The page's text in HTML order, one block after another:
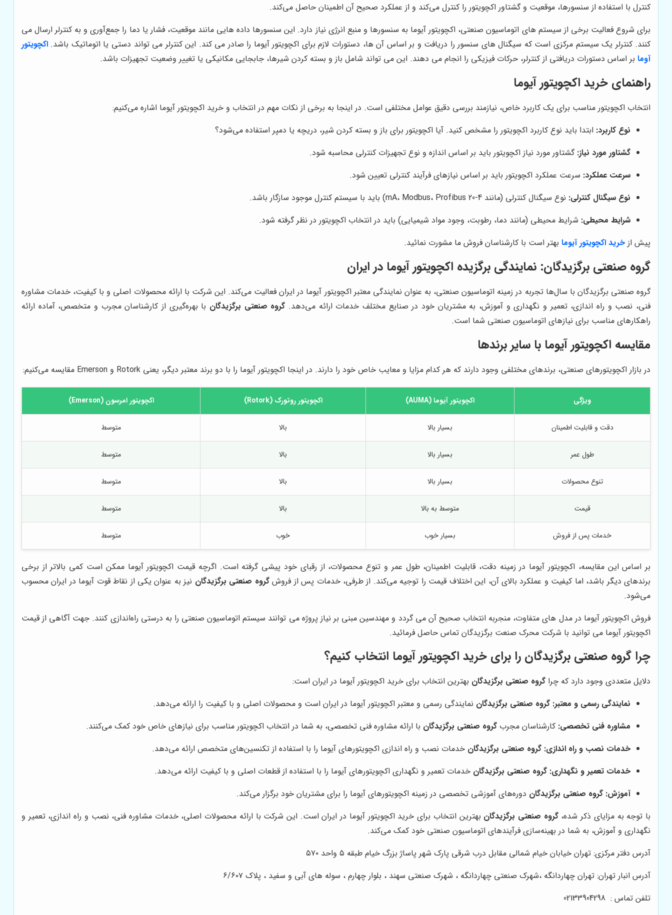
کنترل با استفاده از سنسورها، موقعیت و گشتاور اکچویتور را کنترل می‌کند و از عملکرد صحیح آن اطمینان حاصل می‌کند.
برای شروع فعالیت برخی از سیستم های اتوماسیون صنعتی، اکچویتور آیوما به سنسورها و منبع انرژی نیاز دارد. این سنسورها داده هایی مانند موقعیت، فشار یا دما را جمع‌آوری و به کنترلر ارسال می
کنند. کنترلر یک سیستم مرکزی است که سیگنال های سنسور را دریافت و بر اساس آن ها، دستورات لازم برای اکچویتور آیوما را صادر می کند. این کنترلر می تواند دستی یا اتوماتیک باشد. اکچویتور
آومابر اساس دستورات دریافتی از کنترلر، حرکات فیزیکی را انجام می دهند. این می تواند شامل باز و بسته کردن شیرها، جابجایی مکانیکی یا تغییر وضعیت تجهیزات باشد.
راهنمای خرید اکچویتور آیوما
انتخاب اکچویتور مناسب برای یک کاربرد خاص، نیازمند بررسی دقیق عوامل مختلفی است. در اینجا به برخی از نکات مهم در انتخاب و خرید اکچویتور آیوما اشاره می‌کنیم:
نوع کاربرد: ابتدا باید نوع کاربرد اکچویتور را مشخص کنید. آیا اکچویتور برای باز و بسته کردن شیر، دریچه یا دمپر استفاده می‌شود؟
گشتاور مورد نیاز: گشتاور مورد نیاز اکچویتور باید بر اساس اندازه و نوع تجهیزات کنترلی محاسبه شود.
سرعت عملکرد: سرعت عملکرد اکچویتور باید بر اساس نیازهای فرآیند کنترلی تعیین شود.
نوع سیگنال کنترلی: نوع سیگنال کنترلی (مانند 4-20 mA، Modbus، Profibus) باید با سیستم کنترل موجود سازگار باشد.
شرایط محیطی: شرایط محیطی (مانند دما، رطوبت، وجود مواد شیمیایی) باید در انتخاب اکچویتور در نظر گرفته شود.
پیش از خرید اکچویتور آیوما بهتر است با کارشناسان فروش ما مشورت نمائید.
گروه صنعتی برگزیدگان: نمایندگی برگزیده اکچویتور آیوما در ایران
گروه صنعتی برگزیدگان با سال‌ها تجربه در زمینه اتوماسیون صنعتی، به عنوان نمایندگی معتبر اکچویتور آیوما در ایران فعالیت می‌کند. این شرکت با ارائه محصولات اصلی و با کیفیت، خدمات مشاوره
فنی، نصب و راه اندازی، تعمیر و نگهداری و آموزش، به مشتریان خود در صنایع مختلف خدمات ارائه می‌دهد. گروه صنعتی برگزیدگان با بهره‌گیری از کارشناسان مجرب و متخصص، آماده ارائه
راهکارهای مناسب برای نیازهای اتوماسیون صنعتی شما است.
مقایسه اکچویتور آیوما با سایر برندها
در بازار اکچویتورهای صنعتی، برندهای مختلفی وجود دارند که هر کدام مزایا و معایب خاص خود را دارند. در اینجا اکچویتور آیوما را با دو برند معتبر دیگر، یعنی Rotork و Emerson مقایسه می‌کنیم:
ویژگی اکچویتور آیوما (AUMA) اکچویتور روتورک (Rotork) اکچویتور امرسون (Emerson)
دقت و قابلیت اطمینان بسیار بالا بالا متوسط
طول عمر بسیار بالا بالا متوسط
تنوع محصولات بسیار بالا بالا متوسط
قیمت متوسط به بالا بالا متوسط
خدمات پس از فروش بسیار خوب خوب متوسط
بر اساس این مقایسه، اکچویتور آیوما در زمینه دقت، قابلیت اطمینان، طول عمر و تنوع محصولات، از رقبای خود پیشی گرفته است. اگرچه قیمت اکچویتور آیوما ممکن است کمی بالاتر از برخی
برندهای دیگر باشد، اما کیفیت و عملکرد بالای آن، این اختلاف قیمت را توجیه می‌کند. از طرفی، خدمات پس از فروشگروه صنعتی برگزیدگان نیز به عنوان یکی از نقاط قوت آیوما در ایران محسوب
می‌شود.
فروش اکچویتور آیوما در مدل های متفاوت، منجربه انتخاب صحیح آن می گردد و مهندسین مبنی بر نیاز پروژه می توانند سیستم اتوماسیون صنعتی را به درستی راه‌اندازی کنند. جهت آگاهی از قیمت
اکچویتور آیوما می توانید با شرکت محرک صنعت برگزیدگان تماس حاصل فرمائید.
چرا گروه صنعتی برگزیدگان را برای خرید اکچویتور آیوما انتخاب کنیم؟
دلایل متعددی وجود دارد که چرا گروه صنعتی برگزیدگان بهترین انتخاب برای خرید اکچویتور آیوما در ایران است:
نمایندگی رسمی و معتبر: گروه صنعتی برگزیدگان نمایندگی رسمی و معتبر اکچویتور آیوما در ایران است و محصولات اصلی و با کیفیت را ارائه می‌دهد.
مشاوره فنی تخصصی: کارشناسان مجرب گروه صنعتی برگزیدگان با ارائه مشاوره فنی تخصصی، به شما در انتخاب اکچویتور مناسب برای نیازهای خاص خود کمک می‌کنند.
خدمات نصب و راه اندازی: گروه صنعتی برگزیدگان خدمات نصب و راه اندازی اکچویتورهای آیوما را با استفاده از تکنسین‌های متخصص ارائه می‌دهد.
خدمات تعمیر و نگهداری: گروه صنعتی برگزیدگان خدمات تعمیر و نگهداری اکچویتورهای آیوما را با استفاده از قطعات اصلی و با کیفیت ارائه می‌دهد.
آموزش: گروه صنعتی برگزیدگان دوره‌های آموزشی تخصصی در زمینه اکچویتورهای آیوما را برای مشتریان خود برگزار می‌کند.
با توجه به مزایای ذکر شده،گروه صنعتی برگزیدگان بهترین انتخاب برای خرید اکچویتور آیوما در ایران است. این شرکت با ارائه محصولات اصلی، خدمات مشاوره فنی، نصب و راه اندازی، تعمیر و
نگهداری و آموزش، به شما در بهینه‌سازی فرآیندهای اتوماسیون صنعتی خود کمک می‌کند.
آدرس دفتر مرکزی: تهران خیابان خیام شمالی مقابل درب شرقی پارک شهر پاساژ بزرگ خیام طبقه ۵ واحد ۵۷۰
آدرس انبار تهران: تهران چهاردانگه ،شهرک صنعتی چهاردانگه ، شهرک صنعتی سهند ، بلوار چهارم ، سوله های آبی و سفید ، پلاک ۶/۶۰۷
تلفن تماس : 02133904298